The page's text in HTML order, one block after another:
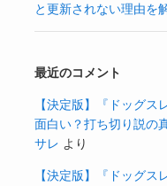
と更新されない理由を
最近のコメント
【決定版】『ドッグス
面白い？打ち切り説の
サレ より
【決定版】『ドッグス